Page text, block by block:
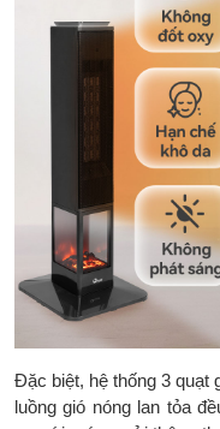
Đặc biệt, hệ thống 3 quạt
luồng gió nóng lan tỏa